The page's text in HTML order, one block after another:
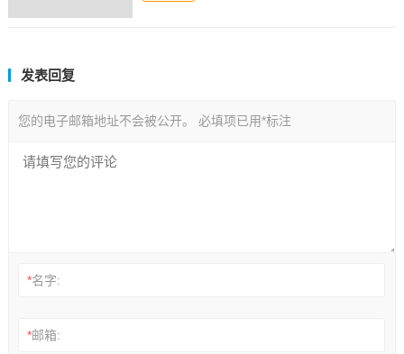
发表回复
您的电子邮箱地址不会被公开。 必填项已用*标注
*名字:
*邮箱: